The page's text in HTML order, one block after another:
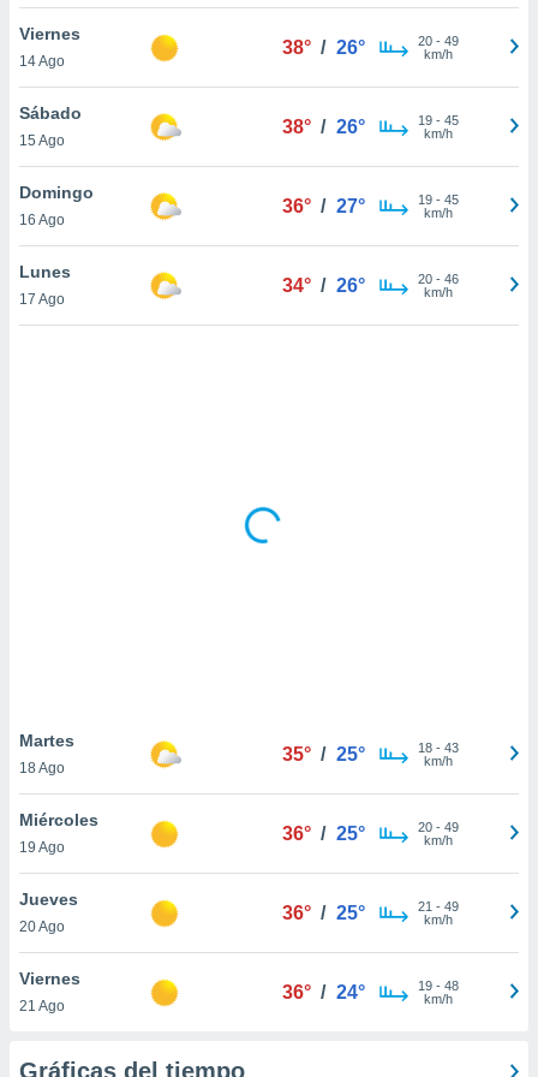
de
sitio
de que
sean
para
ni para
únicos
similares
como
IP
posible
traten tus
en
Para
Viernes
14 Ago
38° / 26° 20- 49
km/h
Sábado
15 Ago
38° / 26° 19- 45
km/h
Domingo
16 Ago
36° / 27° 19- 45
km/h
Lunes
17 Ago
34° / 26° 20- 46
km/h
Martes
18 Ago
35° / 25° 18- 43
km/h
Miércoles
19 Ago
36° / 25° 20- 49
km/h
Jueves
20 Ago
36° / 25° 21 - 49
km/h
Viernes
21 Ago
36° / 24° 19- 48
km/h
Gráficas del tiempo